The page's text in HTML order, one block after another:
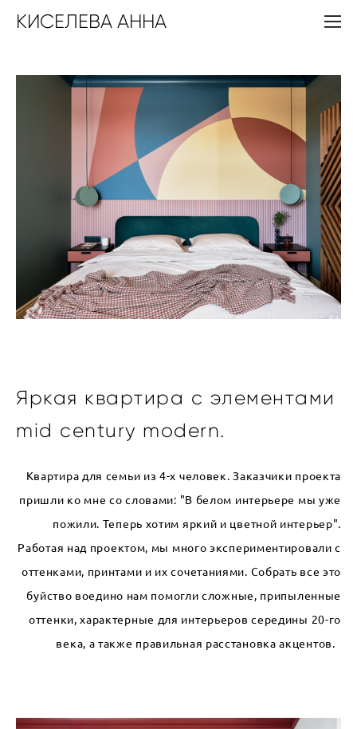
КИСЕЛЕВА АННА
Яркая квартира с элементами
mid century modern.
Квартира для семьи из 4-х человек. Заказчики проекта
пришли ко мне со словами: "В белом интерьере мы уже
пожили. Теперь хотим яркий и цветной интерьер".
Работая над проектом, мы много экспериментировали с
оттенками, принтами и их сочетаниями. Собрать все это
буйство воедино нам помогли сложные, припыленные
оттенки, характерные для интерьеров середины 20-го
века, а также правильная расстановка акцентов.